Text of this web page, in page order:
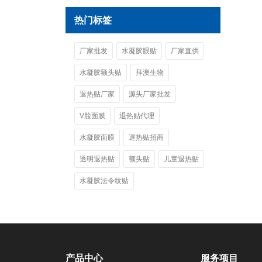
热门标签
厂家批发 水凝胶眼贴 厂家直供
水凝胶额头贴 拜澳生物
退热贴厂家 源头厂家批发
V脸面膜 退热贴代理
水凝胶面膜 退热贴招商
透明退热贴 额头贴 儿童退热贴
水凝胶法令纹贴
产品中心 服务项目